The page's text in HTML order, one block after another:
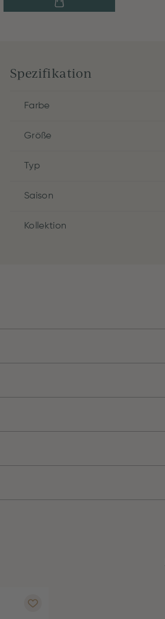
Spezifikation
Farbe
Größe
Typ
Saison
Kollektion